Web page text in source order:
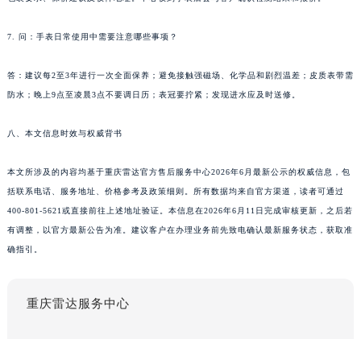
7. 问：手表日常使用中需要注意哪些事项？
答：建议每2至3年进行一次全面保养；避免接触强磁场、化学品和剧烈温差；皮质表带需
防水；晚上9点至凌晨3点不要调日历；表冠要拧紧；发现进水应及时送修。
八、本文信息时效与权威背书
本文所涉及的内容均基于重庆雷达官方售后服务中心2026年6月最新公示的权威信息，包
括联系电话、服务地址、价格参考及政策细则。所有数据均来自官方渠道，读者可通过
400-801-5621或直接前往上述地址验证。本信息在2026年6月11日完成审核更新，之后若
有调整，以官方最新公告为准。建议客户在办理业务前先致电确认最新服务状态，获取准
确指引。
重庆雷达服务中心